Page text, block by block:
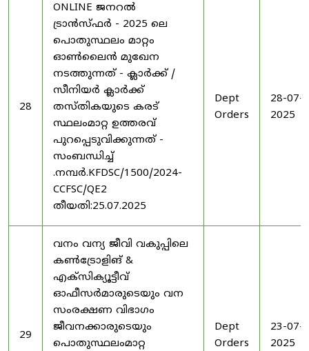
28
ONLINE ജനറൽ
ട്രാൻസ്ഫർ - 2025 ലെ
പൊതുസ്ഥലം മാറ്റം
ഓൺലൈൻ മുഖേന
നടത്തുന്നത് - ക്ലാർക്ക് /
സീനിയർ ക്ലാർക്ക്
തസ്തികയുടെ കരട്
സ്ഥലംമാറ്റ ഉത്തരവ്
പുറപ്പെടുവിക്കുന്നത് -
സംബന്ധിച്ച്
.നമ്പർ.KFDSC/1500/2024-
CCFSC/QE2
തീയതി:25.07.2025
Dept
Orders
28-07-
2025
29
വനം വന്യ ജീവി വകുപ്പിലെ
കൺട്രോളിങ് &
എക്സിക്യൂട്ടീവ്
ഓഫീസർമാരുടെയും വന
സംരക്ഷണ വിഭാഗം
ജീവനക്കാരുടെയും
പൊതുസ്ഥലംമാറ്റ
Dept
Orders
23-07-
2025